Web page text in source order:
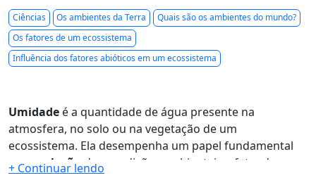
Ciências Os ambientes da Terra
Quais são os ambientes do mundo?
Os fatores de um ecossistema
Influência dos fatores abióticos em um ecossistema
Umidade é a quantidade de água presente na
atmosfera, no solo ou na vegetação de um
ecossistema. Ela desempenha um papel fundamental
naregulaçãodas condições ambientais, afetando a